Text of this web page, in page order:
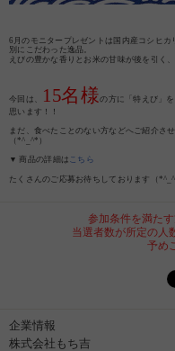
6月のモニタープレゼントは国内産コシヒ
別にこだわった逸品。
えびの豊かな香りとお米の甘味が後を引く
今回は、 15名様の方に「特えび」
思います！！
まだ、食べたことのない方などへご紹介さ
（*^_^*）
▼ 商品の詳細は こちら
たくさんのご応募お待ちしております（
参加条件を満た
当選者数が所定の人
予め
企業情報
株式会社もち吉